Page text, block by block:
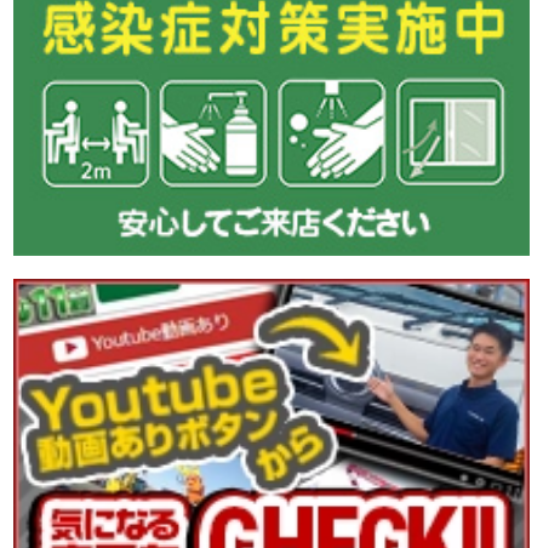
☎0120-98-1457 営業担当:高橋
「HP見て」とお伝えいただけるとスムーズです❗
2026-07-30
本日も暑くなりそうです。
今日も元気に頑張りましょう!
●本日ご紹介車両●
【商品番号:14459】Lゲートダンプ H29 レンジャー 極東開発
製 積載3.5t 電動コボレーン 走行4.4万km
☎0120-93-8833 営業担当:眞籠
「HP見て」とお伝えいただけるとスムーズです❗
2026-07-29
メッキやステンレスパーツがステキな
こちらの車両をピックアップ(ノ*˙˘˙)ノ =͟͟͞͞♡ブォン
●本日ご紹介車両●
【商品番号:14480】アルミブロック 平ボディ H18 レンジャー
増トン 2デフ シートキャリア付 リターダー付